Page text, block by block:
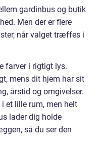
gardinbus og butik
Men der er flere
når valget træffes i
farver i rigtigt lys.
mens dit hjem har sit
årstid og omgivelser.
et lille rum, men helt
lader dig holde
så du ser den